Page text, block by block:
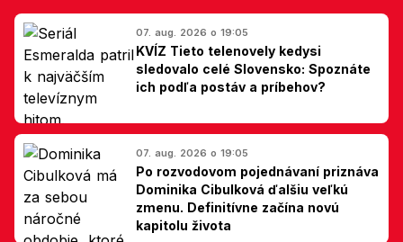
07. aug. 2026 o 19:05
KVÍZ Tieto telenovely kedysi
sledovalo celé Slovensko: Spoznáte
ich podľa postáv a príbehov?
07. aug. 2026 o 19:05
Po rozvodovom pojednávaní priznáva
Dominika Cibulková ďalšiu veľkú
zmenu. Definitívne začína novú
kapitolu života